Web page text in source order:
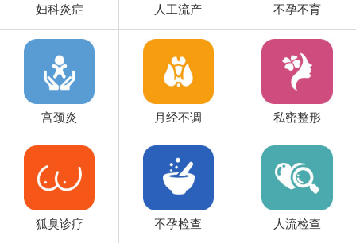
妇科炎症 人工流产 不孕不育
宫颈炎 月经不调 私密整形
狐臭诊疗 不孕检查 人流检查